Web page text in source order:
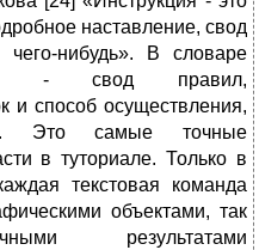
наставление, свод
нибудь». В словаре
- свод правил,
и способ осуществления,
Это самые точные
в туториале. Только в
текстовая команда
объектами, так
результатами